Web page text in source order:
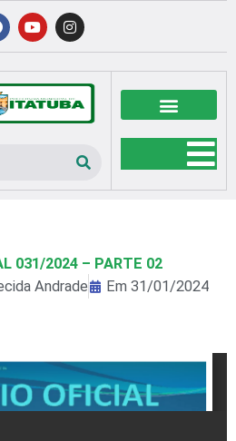
Y
o
u
u
b
e
I
n
s
a
g
r
a
031/2024 – PARTE 02
Andrade Em 31/01/2024